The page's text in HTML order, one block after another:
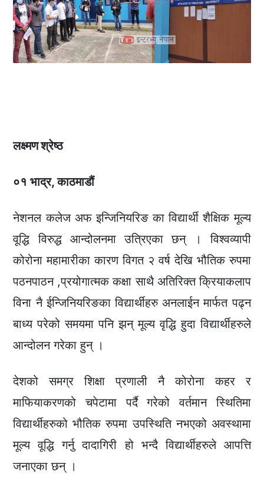
लक्ष्मण श्रेष्ठ
०१ भाद्र, काठमाडौं
नेशनल कलेज अफ इन्जिनियरिङ का विद्यार्थी शैक्षिक मूल्य
वूद्धि विरुद्ध आन्दोलनमा उत्रिएका छन् । विश्वव्यापी
कोरोना महामारीका कारण विगत २ वर्ष देखि भौतिक रुपमा
पठनपाठन ,प्रयोगात्मक कक्षा साथै अतिरिक्त क्रियाकलाप
विना नै ईन्जिनियरिङका विद्यार्थीहरु अनलाईन मार्फत पढ्न
बाध्य परेको समयमा पनि झन् मूल्य वृद्धि हुदा विद्यार्थीहरुले
आन्दोलन गरेका हुन् ।
देशको समग्र शिक्षा प्रणाली नै कोरोना कहर र
माफियाकरणको चपेटामा पर्दै गरेको वर्तमान स्थितिमा
विद्यार्थीहरुको भौतिक रुपमा उपस्थिति नभएको अवस्थामा
मूल्य वूद्धि गर्नु दादागिरी हो भन्दै विद्यार्थीहरुले आपत्ति
जनाएका छन् ।